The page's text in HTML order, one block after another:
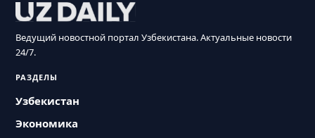
Ведущий новостной портал Узбекистана. Актуальные новости
24/7.
РАЗДЕЛЫ
Узбекистан
Экономика